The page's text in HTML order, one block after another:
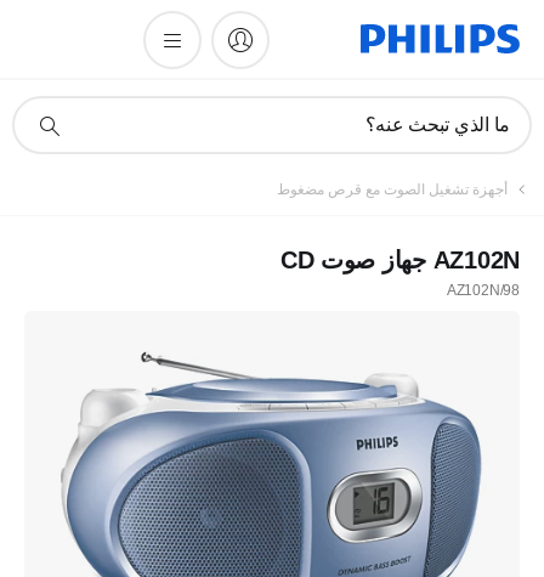
دعم
ما الذي تبحث عنه؟
أجهزة تشغيل الصوت مع قرص مضغوط
AZ102N جهاز صوت CD
AZ102N/98